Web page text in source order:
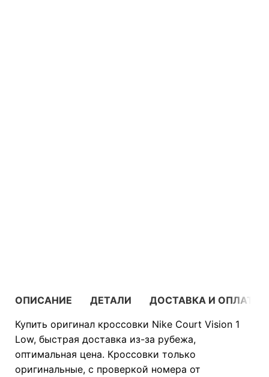
ОПИСАНИЕ ДЕТАЛИ
ДОСТАВКА И ОПЛАТА
Купить оригинал кроссовки Nike Court Vision 1
Low, быстрая доставка из-за рубежа,
оптимальная цена. Кроссовки только
оригинальные, с проверкой номера от